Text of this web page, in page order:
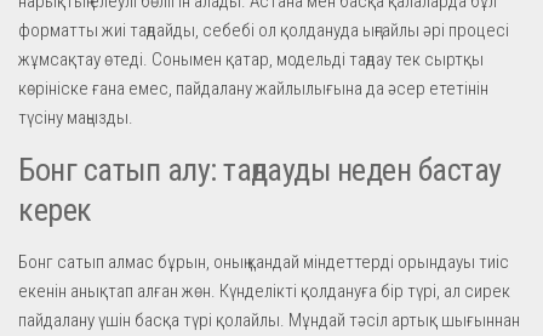
форматты жиі таңдайды, себебі ол қолдануда ыңғайлы әрі процесі
жұмсақтау өтеді. Сонымен қатар, модельді таңдау тек сыртқы
көрініске ғана емес, пайдалану жайлылығына да әсер ететінін
түсіну маңызды.
Бонг сатып алу: таңдауды неден бастау
керек
Бонг сатып алмас бұрын, оның қандай міндеттерді орындауы тиіс
екенін анықтап алған жөн. Күнделікті қолдануға бір түрі, ал сирек
пайдалану үшін басқа түрі қолайлы. Мұндай тәсіл артық шығыннан